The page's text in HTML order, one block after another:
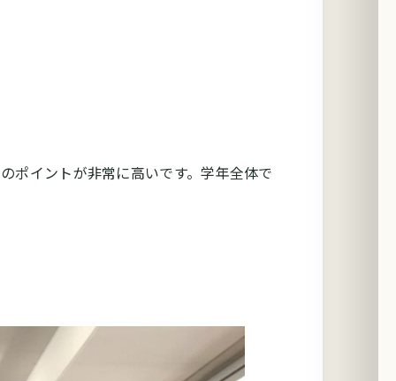
ポイントが非常に高いです。学年全体で